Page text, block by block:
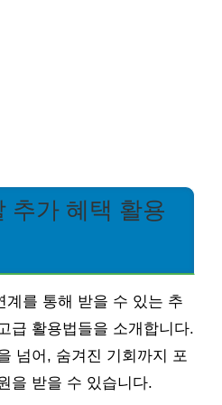
추가 혜택 활용
계를 통해 받을 수 있는 추
급 활용법들을 소개합니다.
넘어, 숨겨진 기회까지 포
을 받을 수 있습니다.